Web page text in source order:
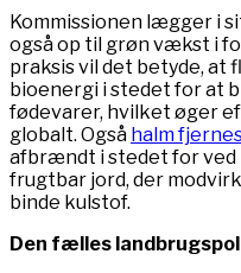
Kommissionen lægger i
også op til grøn vækst i
praksis vil det betyde, at
bioenergi i stedet for at
fødevarer, hvilket øger
globalt. Også halm
afbrændt i stedet for ved
frugtbar jord, der
binde kulstof.
Den fælles